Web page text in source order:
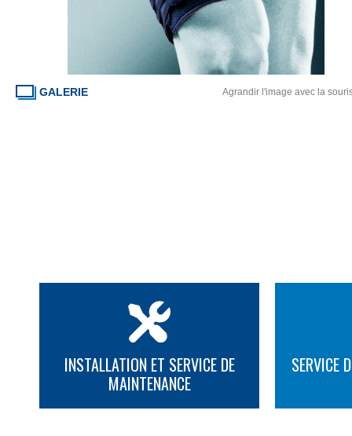
GALERIE Agrandir l'image avec la
INSTALLATION ET SERVICE DE
MAINTENANCE
SERVICE
PLUS D'INFORMATION PLUS D'INFORMATION